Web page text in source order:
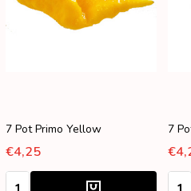
7 Pot Primo Yellow
€4,25
Aantal:
7